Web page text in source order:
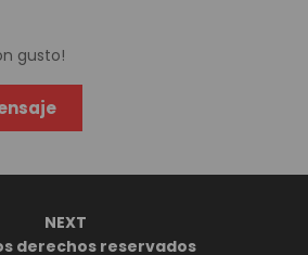
gusto!
NEXT
derechos reservados